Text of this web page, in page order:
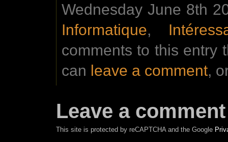
Wednesday June 8th
Informatique,
comments to this entry
can leave a comment,
Leave a comment
This site is protected by reCAPTCHA and the Google